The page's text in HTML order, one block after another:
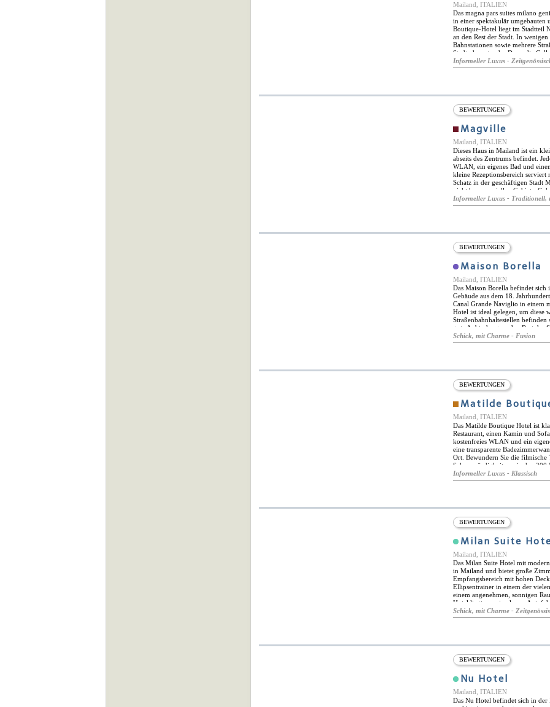
Mailand, ITALIEN
Das magna pars suites milano
in einer spektakulär umgebauten
Boutique-Hotel liegt im Stadtteil
an den Rest der Stadt. In
Bahnstationen sowie mehrere
Stadt, darunter der Dom, die
liegen nur eine kurze U-
Restaurant, das Da Noi In, in
werden. Der Schwerpunkt liegt
zwei Kamine für eine gemütliche
Garten können Sie bei schönem
Veranstaltungen und
wellnesscenter mit einer reihe
über 28 exklusive Suiten, die alle
Möbel und Beschläge aus
handgefertigt wurden. Die Suiten
Parfümindustrie ausgerichtet und
Annehmlichkeiten wie Flachbild-
Minibar. Die Badezimmer sind
Toilettenartikeln ausgestattet.
werden.
Informeller Luxus -
BEWERTUNGEN
Magville
Mailand, ITALIEN
Dieses Haus in Mailand ist ein
abseits des Zentrums befindet.
WLAN, ein eigenes Bad und
kleine Rezeptionsbereich
Schatz in der geschäftigen Stadt
nicht kommerziellen Gebiets.
Hotel und den Rezeptionsbereich
draußen in der Nähe des
anzuschließen und die
San Babila und ca. 15 Minuten
Samtsesseln im
Informeller Luxus - Traditionell,
BEWERTUNGEN
Maison Borella
Mailand, ITALIEN
Das Maison Borella befindet sich
Gebäude aus dem 18.
Canal Grande Naviglio in einem
Hotel ist ideal gelegen, um diese
Straßenbahnhaltestellen
gute Anbindung an den Rest der
Restaurant servieren feine
Blick auf den Innenhof, wo auch
mit audiovisuellen
Das Maison Borella verfügt
Parkettböden und
Mobilität. Die Zimmer sind
Einzelbetten sowie eine Reihe
eine schnelle Internetverbindung
Bad mit Bademänteln und
Schick, mit Charme - Fusion
BEWERTUNGEN
Matilde
Mailand, ITALIEN
Das Matilde Boutique Hotel ist
Restaurant, einen Kamin und
kostenfreies WLAN und ein
eine transparente
Ort. Bewundern Sie die filmische
Sehenswürdigkeiten wie den 200
Öffentliche Verkehrsmittel sind in
entdecken Sie das Stadtleben,
Informeller Luxus - Klassisch
BEWERTUNGEN
Milan Suite
Mailand, ITALIEN
Das Milan Suite Hotel mit
in Mailand und bietet große
Empfangsbereich mit hohen
Ellipsentrainer in einem der
einem angenehmen, sonnigen
Hotel liegt nur eine kurze
Sforesco Castle entfernt. In der
die Innenstadt zu gelangen.
Schick, mit Charme -
BEWERTUNGEN
Nu Hotel
Mailand, ITALIEN
Das Nu Hotel befindet sich in